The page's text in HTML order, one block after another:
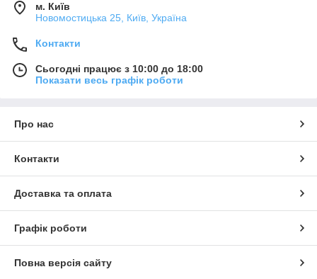
м. Київ
Новомостицька 25, Київ, Україна
Контакти
Сьогодні працює з 10:00 до 18:00
Показати весь графік роботи
Про нас
Контакти
Доставка та оплата
Графік роботи
Повна версія сайту